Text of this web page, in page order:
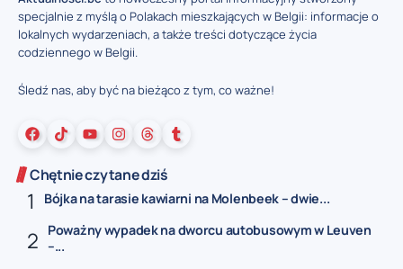
specjalnie z myślą o Polakach mieszkających w Belgii: informacje o
lokalnych wydarzeniach, a także treści dotyczące życia
codziennego w Belgii.
Śledź nas, aby być na bieżąco z tym, co ważne!
Chętnie czytane dziś
Bójka na tarasie kawiarni na Molenbeek – dwie...
Poważny wypadek na dworcu autobusowym w Leuven
–...